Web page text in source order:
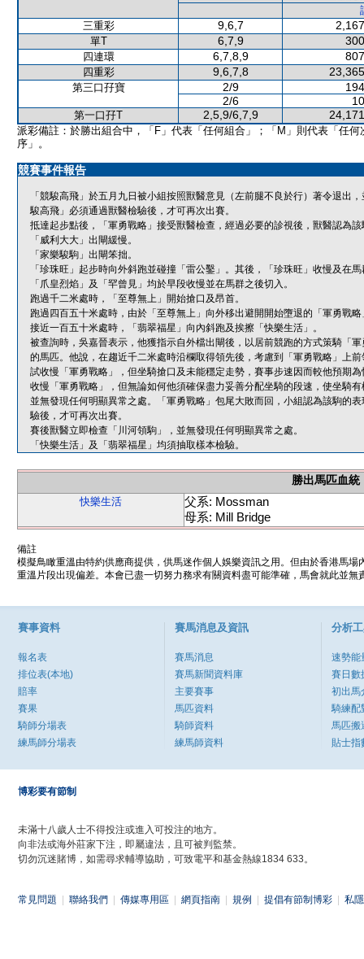
三重彩
9,6,7
單T 6,7,9
四連環 6,7,8,9
四重彩 9,6,7,8
第三口孖寶 2/9
2/6
第一口孖T 2,5,9/6,7,9
派彩備註：於勝出組合中，「F」代表「任何組合」；「M」則代表「任何
序」。
競賽事件報告
「競駿高飛」於五月九日被小組按照獸醫意見（左前腿不良於行）著令退出
駿高飛」必須通過獸醫檢驗後，才可再次出賽。
抵達起步點後，「軍勇戰略」接受獸醫檢查，經過必要的診視後，獸醫認為
「威利大大」出閘緩慢。
「家樂駿駒」出閘笨拙。
「珍珠旺」起步時向外斜跑並碰撞「雷公鑿」。其後，「珍珠旺」收慢及在
「爪皇烈焰」及「罕曾見」均於早段收慢並在馬群之後切入。
跑過千二米處時，「至尊無上」開始搶口及昂首。
跑過四百五十米處時，由於「至尊無上」向外移出避開開始墮退的「軍勇戰
接近一百五十米處時，「翡翠福星」向內斜跑及挨擦「快樂生活」。
被查詢時，吳嘉晉表示，他獲指示自外檔出閘後，以居前競跑的方式策騎「
的馬匹。他說，在趨近千二米處時沿欄取得領先後，考慮到「軍勇戰略」上
試收慢「軍勇戰略」，但坐騎搶口及未能穩定走勢，賽事步速因而較他預期
收慢「軍勇戰略」，但無論如何他須確保盡力妥善分配坐騎的段速，使坐騎
並無發現任何明顯異常之處。「軍勇戰略」包尾大敗而回，小組認為該駒的
驗後，才可再次出賽。
賽後獸醫立即檢查「川河領駒」，並無發現任何明顯異常之處。
「快樂生活」及「翡翠福星」均須抽取樣本檢驗。
勝出馬匹血統
快樂生活
父系: Mossman
母系: Mill Bridge
備註
模擬鳥瞰重溫由特約供應商提供，供馬迷作個人娛樂資訊之用。但由於香港馬
重溫片段出現偏差。本會已盡一切努力務求有關資料盡可能準確，馬會就此並
賽事資料
報名表
排位表(本地)
賠率
賽果
騎師分場表
練馬師分場表
賽馬消息及資訊
賽馬消息
賽馬新聞資料庫
主要賽事
馬匹資料
騎師資料
練馬師資料
分析
速勢能
賽日數
初出馬
騎練配
馬匹搬
貼士指
博彩要有節制
未滿十八歲人士不得投注或進入可投注的地方。
向非法或海外莊家下注，即屬違法，且可被判監禁。
切勿沉迷賭博，如需尋求輔導協助，可致電平和基金熱線1834 633。
常見問題 聯絡我們 傳媒專用區 網頁指南 規例 提倡有節制博彩 私